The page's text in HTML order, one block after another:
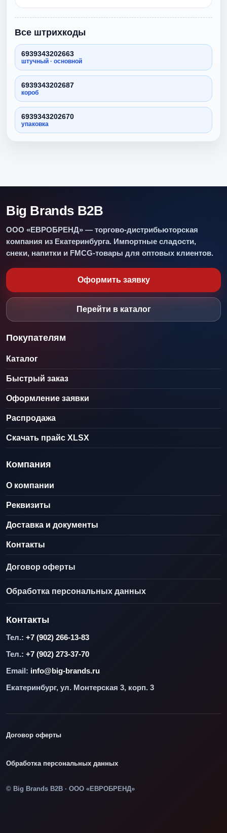
Все штрихкоды
6939343202663
штучный · основной
6939343202687
короб
6939343202670
упаковка
Big Brands B2B
ООО «ЕВРОБРЕНД» — торгово-дистрибьюторская
компания из Екатеринбурга. Импортные сладости,
снеки, напитки и FMCG-товары для оптовых клиентов.
Оформить заявку
Перейти в каталог
Покупателям
Каталог
Быстрый заказ
Оформление заявки
Распродажа
Скачать прайс XLSX
Компания
О компании
Реквизиты
Доставка и документы
Контакты
Договор оферты
Обработка персональных данных
Контакты
Тел.: +7 (902) 266-13-83
Тел.: +7 (902) 273-37-70
Email: info@big-brands.ru
Екатеринбург, ул. Монтерская 3, корп. 3
Договор оферты
Обработка персональных данных
© Big Brands B2B · ООО «ЕВРОБРЕНД»